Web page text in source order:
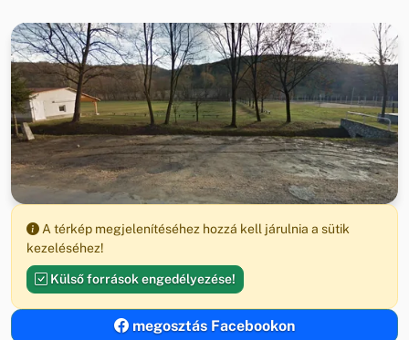
A térkép megjelenítéséhez hozzá kell járulnia a sütik
kezeléséhez!
Külső források engedélyezése!
megosztás Facebookon